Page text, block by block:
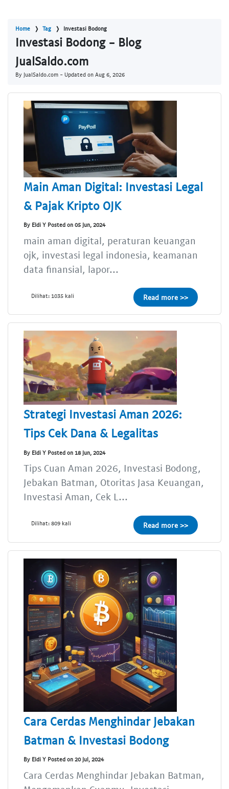
Home Tag Investasi Bodong
Investasi Bodong - Blog
JualSaldo.com
By JualSaldo.com - Updated on Aug 6, 2026
Main Aman Digital: Investasi Legal
& Pajak Kripto OJK
By Eldi Y Posted on 05 Jun, 2024
main aman digital, peraturan keuangan
ojk, investasi legal indonesia, keamanan
data finansial, lapor...
Dilihat: 1035 kali Read more >>
Strategi Investasi Aman 2026:
Tips Cek Dana & Legalitas
By Eldi Y Posted on 18 Jun, 2024
Tips Cuan Aman 2026, Investasi Bodong,
Jebakan Batman, Otoritas Jasa Keuangan,
Investasi Aman, Cek L...
Dilihat: 809 kali Read more >>
Cara Cerdas Menghindar Jebakan
Batman & Investasi Bodong
By Eldi Y Posted on 20 Jul, 2024
Cara Cerdas Menghindar Jebakan Batman,